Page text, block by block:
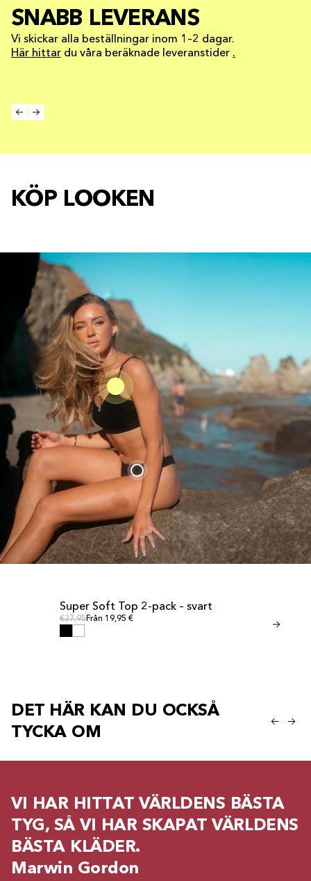
SNABB LEVERANS
Vi skickar alla beställningar inom 1–2 dagar.
Här hittar du våra beräknade leveranstider .
KÖP LOOKEN
UTFÖRSÄLJNING
Super Soft Top 2-pack – svart
Ordinarie pris
€27,95Ordinarie pris
Från 19,95 €
zwart</tc>
DET HÄR KAN DU OCKSÅ
TYCKA OM
VI HAR HITTAT VÄRLDENS BÄSTA
TYG, SÅ VI HAR SKAPAT VÄRLDENS
BÄSTA KLÄDER.
Marwin Gordon